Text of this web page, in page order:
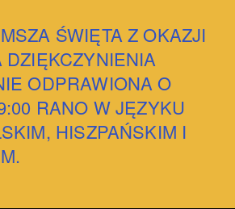
ŚWIĘTA Z OKAZJI
DZIĘKCZYNIENIA
ODPRAWIONA O
RANO W JĘZYKU
HISZPAŃSKIM I